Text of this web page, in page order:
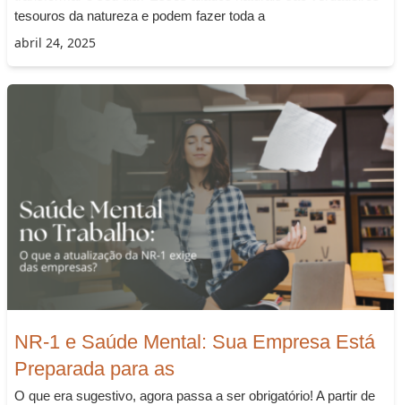
tesouros da natureza e podem fazer toda a
abril 24, 2025
NR-1 e Saúde Mental: Sua Empresa Está
Preparada para as
O que era sugestivo, agora passa a ser obrigatório! A partir de